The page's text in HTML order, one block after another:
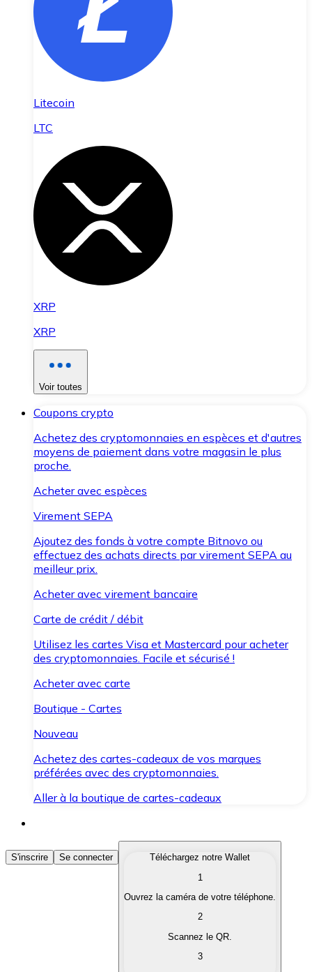
Litecoin
LTC
XRP
XRP
Voir toutes
Coupons crypto
Achetez des cryptomonnaies en espèces et d'autres
moyens de paiement dans votre magasin le plus
proche.
Acheter avec espèces
Virement SEPA
Ajoutez des fonds à votre compte Bitnovo ou
effectuez des achats directs par virement SEPA au
meilleur prix.
Acheter avec virement bancaire
Carte de crédit / débit
Utilisez les cartes Visa et Mastercard pour acheter
des cryptomonnaies. Facile et sécurisé !
Acheter avec carte
Boutique - Cartes
Nouveau
Achetez des cartes-cadeaux de vos marques
préférées avec des cryptomonnaies.
Aller à la boutique de cartes-cadeaux
Acheter des Cryptomonnaies
Achetez les cryptomonnaies qui vous intéressent
Convertissez vos cryptomonnaies en monnaie
S'inscrire Se connecter
Téléchargez notre Wallet
1
Ouvrez la caméra de votre téléphone.
2
Scannez le QR.
3